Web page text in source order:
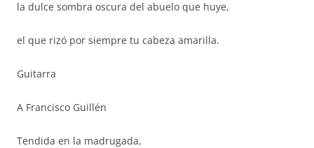
la dulce sombra oscura del abuelo que huye,
el que rizó por siempre tu cabeza amarilla.
Guitarra
A Francisco Guillén
Tendida en la madrugada,